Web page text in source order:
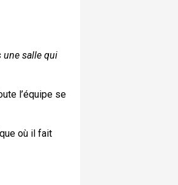
une salle qui
l’équipe se
où il fait